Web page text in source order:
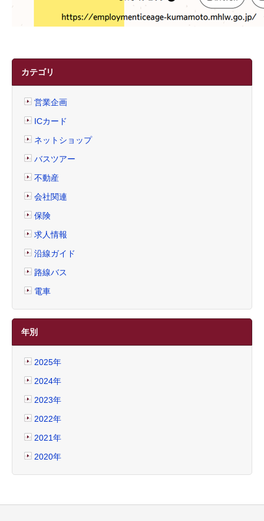
カテゴリ
営業企画
ICカード
ネットショップ
バスツアー
不動産
会社関連
保険
求人情報
沿線ガイド
路線バス
電車
年別
2025年
2024年
2023年
2022年
2021年
2020年